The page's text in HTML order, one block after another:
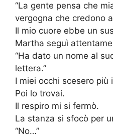
“La gente pensa che
vergogna che credono
Il mio cuore ebbe un
Martha seguì
“Ha dato un nome al
lettera.”
I miei occhi scesero più
Poi lo trovai.
Il respiro mi si fermò.
La stanza si sfocò per
“No…”